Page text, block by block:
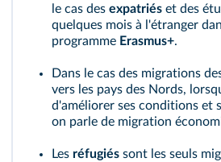
le cas des expatriés et des
quelques mois à l'étranger
programme Erasmus+.
Dans le cas des migrations
vers les pays des Nords,
d'améliorer ses conditions et
on parle de migration
Les réfugiés sont les seuls